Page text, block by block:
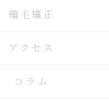
縮毛矯正
アクセス
コラム